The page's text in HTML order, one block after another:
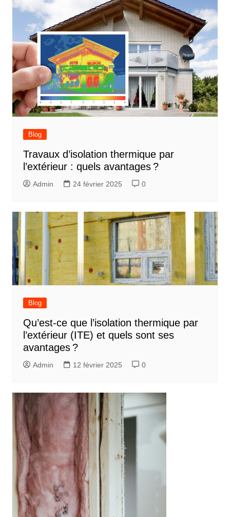
Blog
Travaux d’isolation thermique par
l’extérieur : quels avantages ?
Admin 24 février 2025 0
Blog
Qu’est-ce que l’isolation thermique par
l’extérieur (ITE) et quels sont ses
avantages ?
Admin 12 février 2025 0